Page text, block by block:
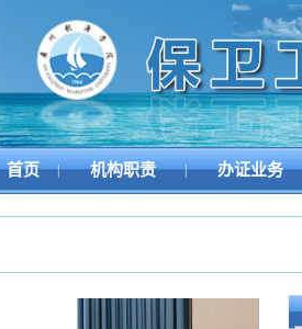
首页 | 机构职责 | 办证业务